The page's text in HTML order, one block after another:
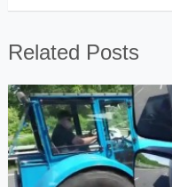
Related Posts